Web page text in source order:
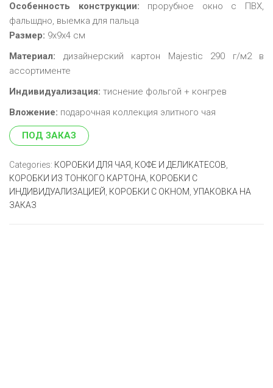
Особенность конструкции: прорубное окно c ПВХ,
фальшдно, выемка для пальца
Размер: 9х9х4 см
Материал: дизайнерский картон Majestic 290 г/м2 в
ассортименте
Индивидуализация: тиснение фольгой + конгрев
Вложение: подарочная коллекция элитного чая
ПОД ЗАКАЗ
Categories: КОРОБКИ ДЛЯ ЧАЯ, КОФЕ И ДЕЛИКАТЕСОВ,
КОРОБКИ ИЗ ТОНКОГО КАРТОНА, КОРОБКИ С
ИНДИВИДУАЛИЗАЦИЕЙ, КОРОБКИ С ОКНОМ, УПАКОВКА НА
ЗАКАЗ